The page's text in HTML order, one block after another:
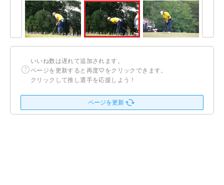
いいね数は遅れて追加されます。
ページを更新すると再度♡をクリックできます。
クリックして推し選手を応援しよう！
ページを更新